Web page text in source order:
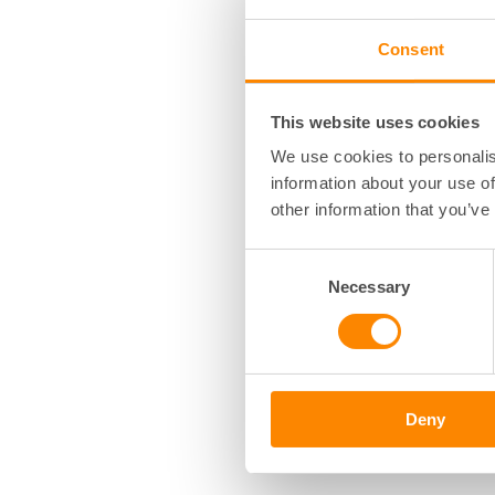
Consent
This website uses cookies
We use cookies to
information about your use
other information that
Necessary
Deny
När det gäller
via Klimatklivet.
Ladda
kommer att
söks av
med garage eller
Du kan inte få
lag, annan
Ladda bilen-